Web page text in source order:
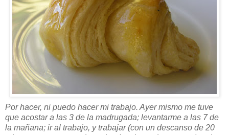
Por hacer, ni puedo hacer mi trabajo. Ayer mismo me tuve
que acostar a las 3 de la madrugada; levantarme a las 7 de
la mañana; ir al trabajo, y trabajar (con un descanso de 20